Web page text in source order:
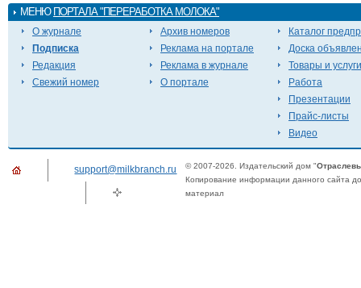
МЕНЮ ПОРТАЛА "ПЕРЕРАБОТКА МОЛОКА"
О журнале
Подписка
Редакция
Свежий номер
Архив номеров
Реклама на портале
Реклама в журнале
О портале
Каталог
Доска
Товары и услуги
Работа
Презентации
Прайс-листы
Видео
support@milkbranch.ru © 2007-2026. Издательский дом "
Копирование информации данного сайта
материал